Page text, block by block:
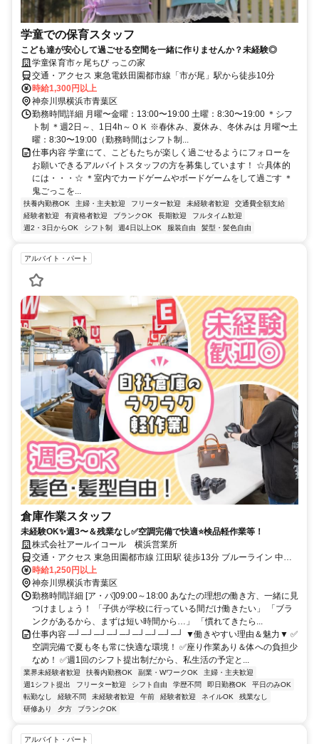
学童での保育スタッフ
こども達が安心して過ごせる空間を一緒に作りませんか？未経験◎
学童保育市ヶ尾ちび っこの家
交通・アクセス 東急電鉄田園都市線「市が尾」駅から徒歩10分
時給1,300円以上
神奈川県横浜市青葉区
勤務時間詳細 月曜〜金曜：13:00〜19:00 土曜：8:30〜19:00 ＊シフ
ト制 ＊週2日～、1日4h～ＯＫ ※春休み、夏休み、冬休みは 月曜〜土
曜：8:30〜19:00（勤務時間はシフト制...
仕事内容 学童にて、こどもたちが楽しく過ごせるようにフォローを
お願いできるアルバイトスタッフの方を募集しています！ ☆具体的
には・・・☆ ＊室内でカードゲームやボードゲームをして過ごす ＊
鬼ごっこを...
扶養内勤務OK 主婦・主夫歓迎 フリーター歓迎 未経験者歓迎
交通費全額支給
経験者歓迎
有資格者歓迎 ブランクOK 長期歓迎
フルタイム歓迎
週2・3日からOK
シフト制 週4日以上OK 服装自由 髪型・髪色自由
アルバイト・パート
倉庫作業スタッフ
未経験OK✨週3〜＆残業なし✅空調完備で快適⭐検品軽作業等！
株式会社アールイコール 横浜営業所
交通・アクセス 東急田園都市線 江田駅 徒歩13分 ブルーライン 中川
駅 徒歩15分 東急田園都市線 あざみ野駅 徒歩18分
時給1,250円以上
神奈川県横浜市青葉区
勤務時間詳細 [ア・パ]09:00～18:00 あなたの理想の働き方、一緒に見
つけましょう！ 「子供が学校に行っている間だけ働きたい」 「ブラ
ンクがあるから、まずは短い時間から…」 「慣れてきたら...
仕事内容 ─┘─┘─┘─┘─┘─┘─┘─┘─┘ ▼働きやすい理由＆魅力▼ ✅
空調完備で夏も冬も常に快適な環境！ ✅座り作業あり＆体への負担少
なめ！ ✅週1回のシフト提出制だから、私生活の予定と...
業界未経験者歓迎 扶養内勤務OK 副業・WワークOK
主婦・主夫歓迎
週1シフト提出
フリーター歓迎 シフト自由 学歴不問 即日勤務OK
平日のみOK
転勤なし
経験不問 未経験者歓迎 午前 経験者歓迎 ネイルOK
残業なし
研修あり
夕方 ブランクOK
アルバイト・パート